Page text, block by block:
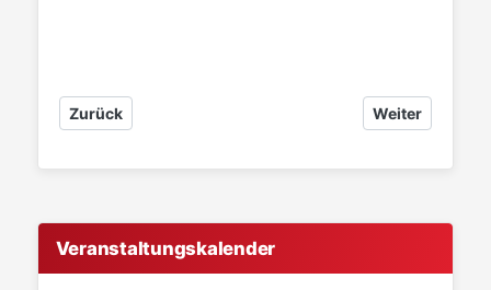
Vorheriger Beitrag: smile.amazon
Zurück Nächster
Weiter
Veranstaltungskalender